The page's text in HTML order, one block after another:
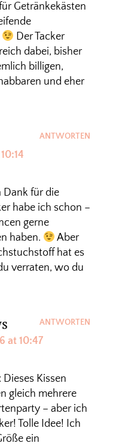
Getränkekästen
Der Tacker
dabei, bisher
billigen,
und eher
Dank für die
habe ich schon –
gerne
haben.
Aber
hat es
verraten, wo du
ANTWORTEN
at 10:47
Kissen
gleich mehrere
– aber ich
Tolle Idee! Ich
ein
ANTWORTEN